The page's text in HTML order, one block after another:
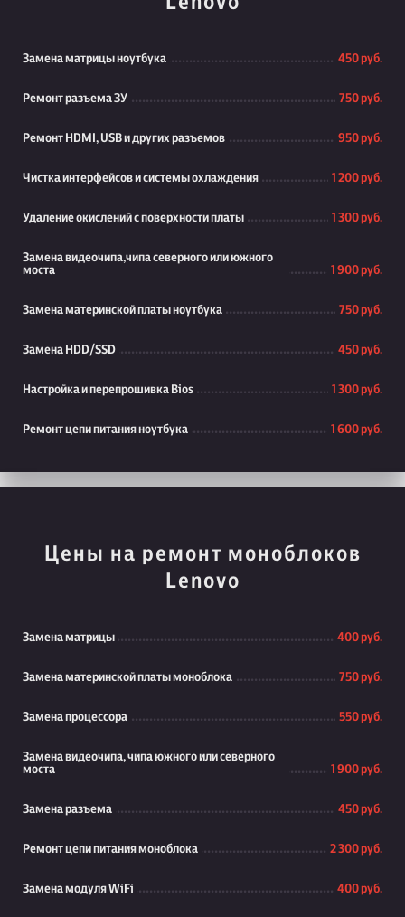
Замена матрицы ноутбука 450 руб.
Ремонт разъема ЗУ 750 руб.
Ремонт HDMI, USB и других разъемов 950 руб.
Чистка интерфейсов и системы охлаждения 1 200 руб.
Удаление окислений с поверхности платы 1 300 руб.
Замена видеочипа,чипа северного или южного
моста
1 900 руб.
Замена материнской платы ноутбука 750 руб.
Замена HDD/SSD 450 руб.
Настройка и перепрошивка Bios 1 300 руб.
Ремонт цепи питания ноутбука 1 600 руб.
Цены на ремонт моноблоков
Lenovo
Замена матрицы 400 руб.
Замена материнской платы моноблока 750 руб.
Замена процессора 550 руб.
Замена видеочипа, чипа южного или северного
моста
1 900 руб.
Замена разъема 450 руб.
Ремонт цепи питания моноблока 2 300 руб.
Замена модуля WiFi 400 руб.